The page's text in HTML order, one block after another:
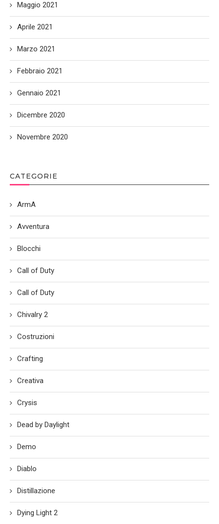
Maggio 2021
Aprile 2021
Marzo 2021
Febbraio 2021
Gennaio 2021
Dicembre 2020
Novembre 2020
CATEGORIE
ArmA
Avventura
Blocchi
Call of Duty
Call of Duty
Chivalry 2
Costruzioni
Crafting
Creativa
Crysis
Dead by Daylight
Demo
Diablo
Distillazione
Dying Light 2